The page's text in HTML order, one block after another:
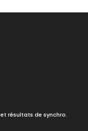
résultats de synchro.